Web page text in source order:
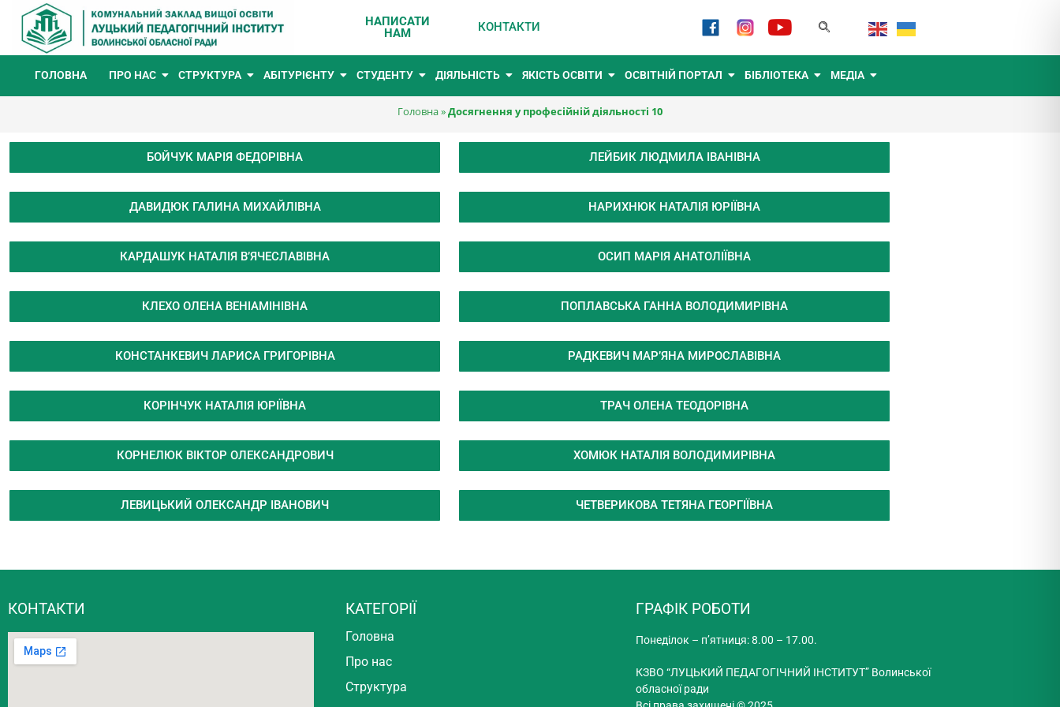
НАПИСАТИ
НАМ
КОНТАКТИ
ГОЛОВНА ПРО НАС СТРУКТУРА АБІТУРІЄНТУ СТУДЕНТУ ДІЯЛЬНІСТЬ ЯКІСТЬ ОСВІТИ ОСВІТНІЙ ПОРТАЛ БІБЛІОТЕКА МЕДІА
Головна»Досягнення у професійній діяльності 10
БОЙЧУК МАРІЯ ФЕДОРІВНА
ДАВИДЮК ГАЛИНА МИХАЙЛІВНА
КАРДАШУК НАТАЛІЯ В’ЯЧЕСЛАВІВНА
КЛЕХО ОЛЕНА ВЕНІАМІНІВНА
КОНСТАНКЕВИЧ ЛАРИСА ГРИГОРІВНА
КОРІНЧУК НАТАЛІЯ ЮРІЇВНА
КОРНЕЛЮК ВІКТОР ОЛЕКСАНДРОВИЧ
ЛЕВИЦЬКИЙ ОЛЕКСАНДР ІВАНОВИЧ
ЛЕЙБИК ЛЮДМИЛА ІВАНІВНА
НАРИХНЮК НАТАЛІЯ ЮРІЇВНА
ОСИП МАРІЯ АНАТОЛІЇВНА
ПОПЛАВСЬКА ГАННА ВОЛОДИМИРІВНА
РАДКЕВИЧ МАР’ЯНА МИРОСЛАВІВНА
ТРАЧ ОЛЕНА ТЕОДОРІВНА
ХОМЮК НАТАЛІЯ ВОЛОДИМИРІВНА
ЧЕТВЕРИКОВА ТЕТЯНА ГЕОРГІЇВНА
КОНТАКТИ КАТЕГОРІЇ
Головна
Про нас
Структура
ГРАФІК РОБОТИ
Понеділок – п’ятниця: 8.00 – 17.00.
КЗВО “ЛУЦЬКИЙ ПЕДАГОГІЧНИЙ ІНСТИТУТ” Волинської
обласної ради